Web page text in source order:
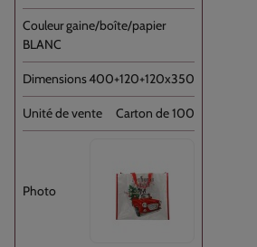
BLANC
400+120+120x350
Carton de 100